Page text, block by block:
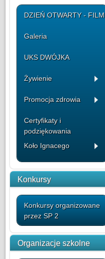
DZIEŃ OTWARTY - FILM
Galeria
UKS DWÓJKA
Żywienie
Promocja zdrowia
Certyfikaty i
podziękowania
Koło Ignacego
Konkursy
Konkursy organizowane
przez SP 2
Organizacje szkolne